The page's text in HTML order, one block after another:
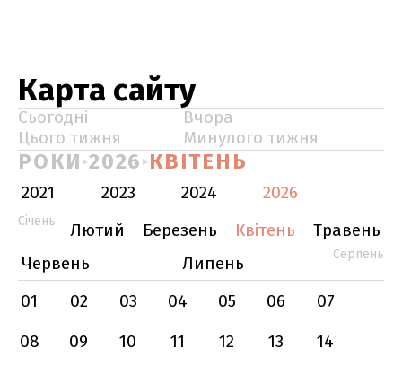
Карта сайту
Сьогодні
Вчора
Цього тижня
Минулого тижня
РОКИ 2026 КВІТЕНЬ
2021 2023 2024 2026
Січень Лютий Березень Квітень
Травень
Червень
Липень Серпень
01 02 03 04 05 06
07
08
09 10 11 12 13
14